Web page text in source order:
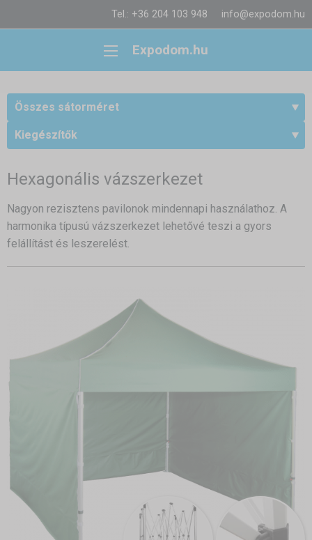
Tel.: +36 204 103 948 info@expodom.hu
Expodom.hu
Összes sátorméret
Kiegészítők
Hexagonális vázszerkezet
Nagyon rezisztens pavilonok mindennapi használathoz. A
harmonika típusú vázszerkezet lehetővé teszi a gyors
felállítást és leszerelést.